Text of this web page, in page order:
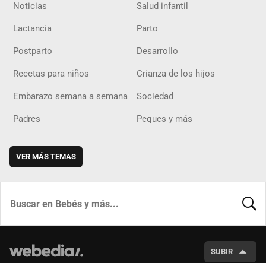
Noticias Salud infantil
Lactancia Parto
Postparto Desarrollo
Recetas para niños Crianza de los hijos
Embarazo semana a semana Sociedad
Padres Peques y más
VER MÁS TEMAS
SUBIR